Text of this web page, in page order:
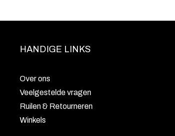
HANDIGE LINKS
Over ons
Veelgestelde vragen
Ruilen & Retourneren
Winkels